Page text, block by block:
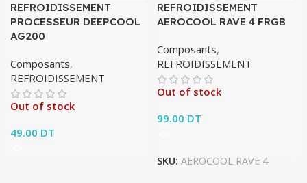
REFROIDISSEMENT
PROCESSEUR DEEPCOOL
AG200
Composants,
REFROIDISSEMENT
Out of stock
49.00 DT
REFROIDISSEMENT
AEROCOOL RAVE 4 FRGB
Composants,
REFROIDISSEMENT
Out of stock
99.00 DT
SKU: AEROCOOL RAVE 4